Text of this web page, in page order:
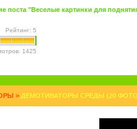
поста "Веселые картинки для
Рейтинг: 5
1425
> ДЕМОТИВАТОРЫ СРЕДЫ (20